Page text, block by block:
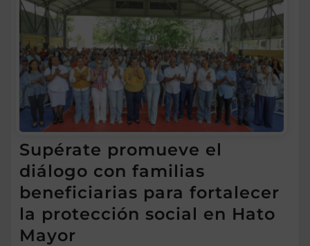
Supérate promueve el
diálogo con familias
beneficiarias para fortalecer
la protección social en Hato
Mayor